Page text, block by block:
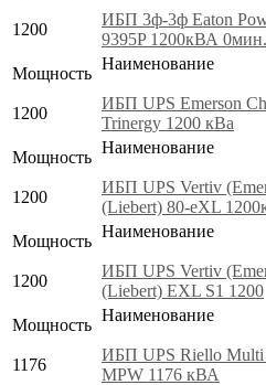
1200
ИБП 3ф-3ф Eaton
9395P 1200кВА 0мин.
Мощность
1200
Наименование
ИБП UPS Emerson
Trinergy 1200 кВа
Мощность
1200
Наименование
ИБП UPS Vertiv
(Liebert) 80-eXL
Мощность
1200
Наименование
ИБП UPS Vertiv
(Liebert) EXL S1 1200
Мощность
1176
Наименование
ИБП UPS Riello Multi
MPW 1176 кВА